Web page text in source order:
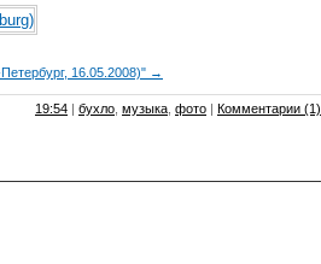
16.05.2008)" →
19:54 | бухло музыка фото | Комментарии (1)